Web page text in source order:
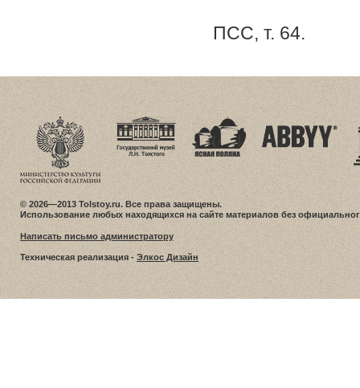
ПСС, т. 64.
© 2026—2013 Tolstoy.ru. Все права защищены.
Использование любых находящихся на сайте материалов без
Написать письмо администратору
Техническая реализация - Элкос Дизайн